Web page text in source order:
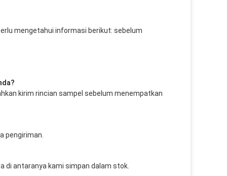
mengetahui informasi berikut: sebelum
kirim rincian sampel sebelum menempatkan
pengiriman.
di antaranya kami simpan dalam stok.